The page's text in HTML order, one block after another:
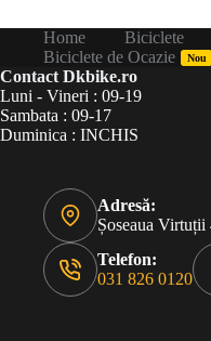
Home Biciclete
Biciclete de Ocazie
Nou
Contact Dkbike.ro
Luni - Vineri : 09-19
Sambata : 09-17
Duminica : INCHIS
Adresă:
Șoseaua
Telefon:
031 826 0120